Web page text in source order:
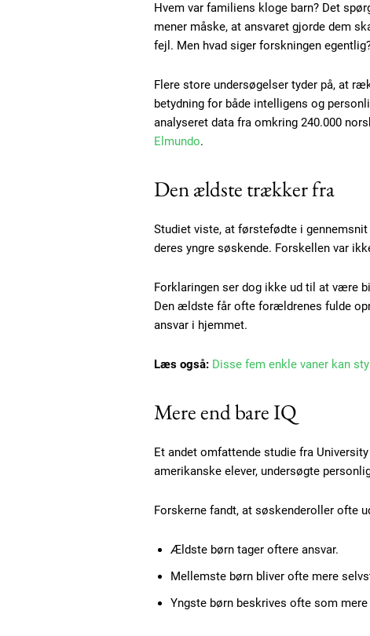
Gratis / forever
Etiam est nibh, lobortis sit
Praesent euismod ac
Nullam eu erat condimentum
Orci varius natoque dolor
Hvem var familiens kloge barn? Det
mener måske, at ansvaret gjorde dem
fejl. Men hvad siger forskningen
Flere store undersøgelser tyder på, at
betydning for både intelligens og
analyseret data fra omkring 240.000
Elmundo.
Den ældste trækker fra
Studiet viste, at førstefødte i
deres yngre søskende. Forskellen var
Forklaringen ser dog ikke ud til at være
Den ældste får ofte forældrenes fulde
ansvar i hjemmet.
Læs også: Disse fem enkle vaner kan
Mere end bare IQ
Et andet omfattende studie fra
amerikanske elever, undersøgte
Forskerne fandt, at søskenderoller ofte
Ældste børn tager oftere ansvar.
Mellemste børn bliver ofte mere
Yngste børn beskrives ofte som